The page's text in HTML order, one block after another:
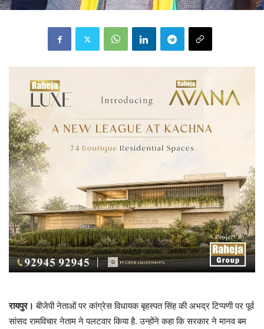
रायपुर। बीजेपी नेताओं पर कांग्रेस विधायक बृहस्पत सिंह की अभद्र टिप्पणी पर पूर्व
सांसद रामविचार नेताम ने पलटवार किया है. उन्होंने कहा कि सरकार ने मानव बम